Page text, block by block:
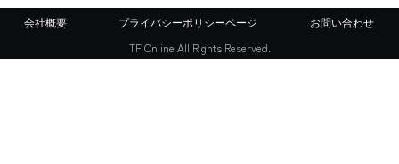
会社概要 プライバシーポリシーページ お問い合わせ
TF Online All Rights Reserved.